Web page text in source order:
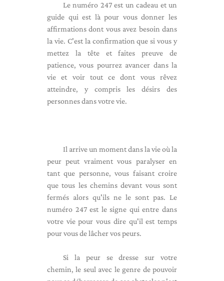
Le numéro 247 est un cadeau et un
guide qui est là pour vous donner les
affirmations dont vous avez besoin dans
la vie. C'est la confirmation que si vous y
mettez la tête et faites preuve de
patience, vous pourrez avancer dans la
vie et voir tout ce dont vous rêvez
atteindre, y compris les désirs des
personnes dans votre vie.
Il arrive un moment dans la vie où la
peur peut vraiment vous paralyser en
tant que personne, vous faisant croire
que tous les chemins devant vous sont
fermés alors qu'ils ne le sont pas. Le
numéro 247 est le signe qui entre dans
votre vie pour vous dire qu'il est temps
pour vous de lâcher vos peurs.
Si la peur se dresse sur votre
chemin, le seul avec le genre de pouvoir